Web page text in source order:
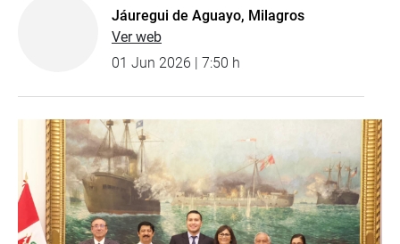
Jáuregui de Aguayo, Milagros
Ver web
01 Jun 2026 | 7:50 h